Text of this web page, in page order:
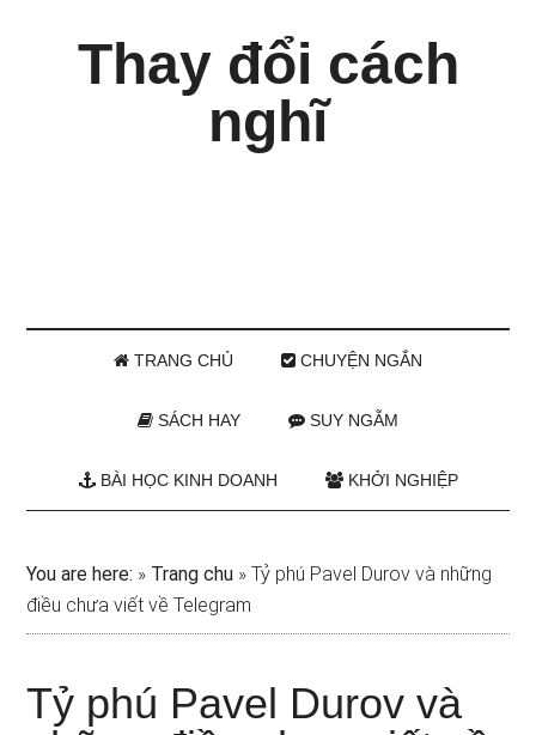
Thay đổi cách
nghĩ
TRANG CHỦ CHUYỆN NGẮN
SÁCH HAY SUY NGẪM
BÀI HỌC KINH DOANH KHỞI NGHIỆP
You are here: » Trang chu »Tỷ phú Pavel Durov và những
điều chưa viết về Telegram
Tỷ phú Pavel Durov và